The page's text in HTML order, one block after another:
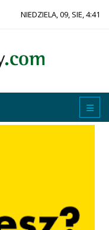
NIEDZIELA, 09, SIE, 4:41